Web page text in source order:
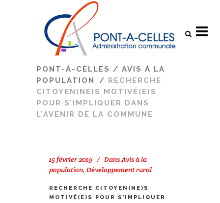
PONT-À-CELLES / AVIS À LA
POPULATION
/ RECHERCHE
CITOYEN(NE)S MOTIVÉ(E)S
POUR S’IMPLIQUER DANS
L’AVENIR DE LA COMMUNE
15 février 2019 DansAvis à la
population, Développement rural
RECHERCHE CITOYEN(NE)S
MOTIVÉ(E)S POUR S’IMPLIQUER